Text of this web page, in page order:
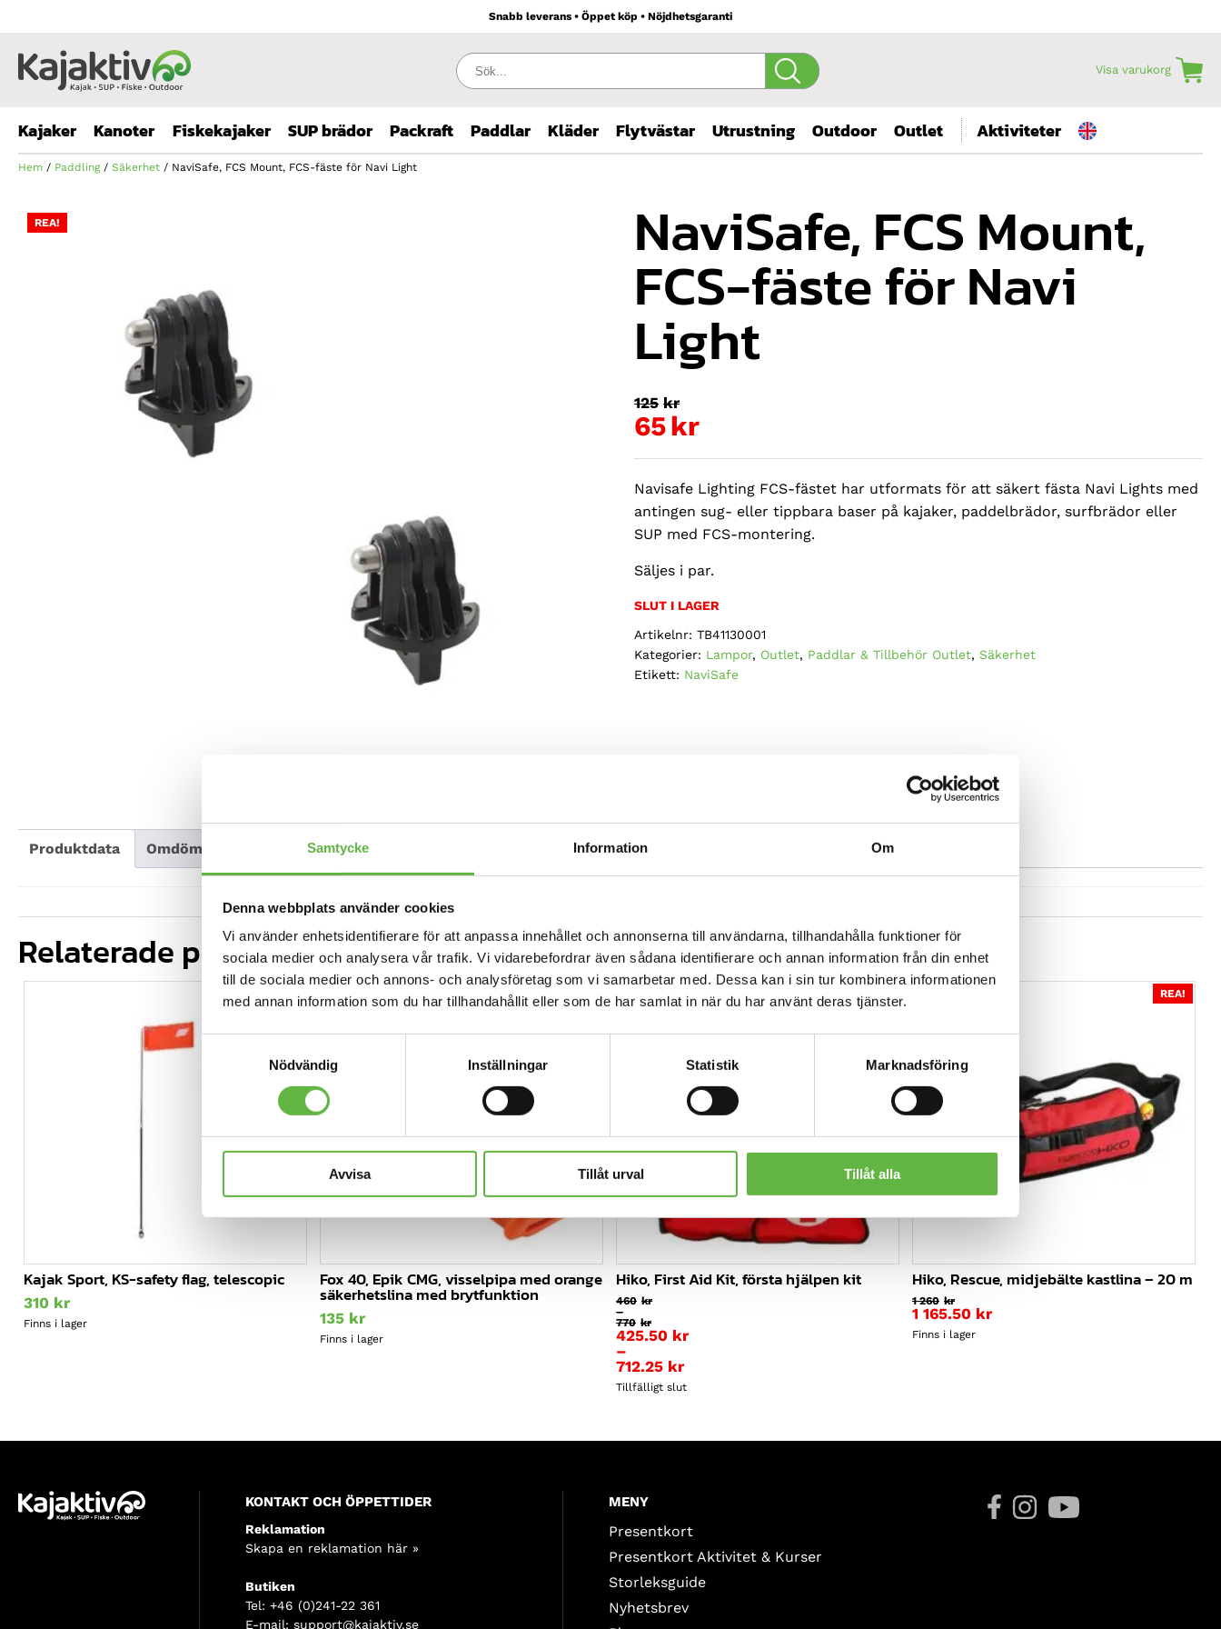
Samtycke Information Om
Denna webbplats använder cookies
Vi använder enhetsidentifierare för att anpassa innehållet och annonserna till användarna, tillhandahålla funktioner för
sociala medier och analysera vår trafik. Vi vidarebefordrar även sådana identifierare och annan information från din enhet
till de sociala medier och annons- och analysföretag som vi samarbetar med. Dessa kan i sin tur kombinera informationen
med annan information som du har tillhandahållit eller som de har samlat in när du har använt deras tjänster.
Nödvändig
Inställningar Statistik Marknadsföring
Avvisa Tillåt urval Tillåt alla
Snabb leverans • Öppet köp • Nöjdhetsgaranti
Sök: Visa varukorg
Kajaker Kanoter Fiskekajaker SUP brädor Packraft Paddlar Kläder Flytvästar Utrustning Outdoor Outlet Aktiviteter
Hem / Paddling/ Säkerhet / NaviSafe, FCS Mount, FCS-fäste för Navi Light
REA! NaviSafe, FCS Mount,
FCS-fäste för Navi
Light
125 krDet
ursprungliga
priset
var:
125kr.
65kr
Det
nuvarande
priset
är:
65kr.
Navisafe Lighting FCS-fästet har utformats för att säkert fästa Navi Lights med
antingen sug- eller tippbara baser på kajaker, paddelbrädor, surfbrädor eller
SUP med FCS-montering.
Säljes i par.
SLUT I LAGER
Artikelnr:TB41130001
Kategorier: Lampor, Outlet, Paddlar & Tillbehör Outlet, Säkerhet
Etikett: NaviSafe
Produktdata Omdömen Mer information
Relaterade produkter
Kajak Sport, KS-safety flag, telescopic
310 kr
Finns i lager
Fox 40, Epik CMG, visselpipa med orange
säkerhetslina med brytfunktion
135 kr
Finns i lager
Hiko, First Aid Kit, första hjälpen kit
460 kr
–
770 kr
Prisintervall:
460kr
till
770kr
425.50 kr
–
712.25 kr
Prisintervall:
425.50kr
Tillfälligt slut
REA!
Hiko, Rescue, midjebälte kastlina – 20 m
1 260 kr
1 165.50 kr
Finns i lager
REA!
KONTAKT OCH ÖPPETTIDER
Reklamation
Skapa en reklamation här »
Butiken
Tel: +46 (0)241-22 361
E-mail: support@kajaktiv.se
MENY
Presentkort
Presentkort Aktivitet & Kurser
Storleksguide
Nyhetsbrev